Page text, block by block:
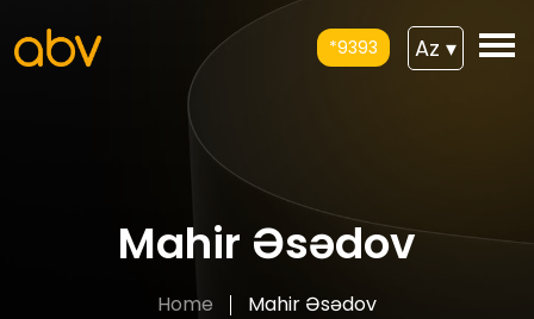
*9393 Az ▾
Mahir Əsədov
Home Mahir Əsədov